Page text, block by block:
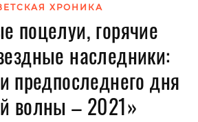
ХРОНИКА
поцелуи, горячие
наследники:
предпоследнего дня
волны – 2021»